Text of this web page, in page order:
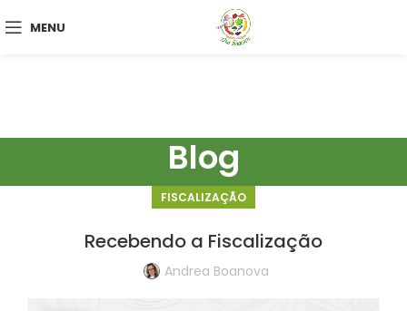
MENU
Blog
FISCALIZAÇÃO
Recebendo a Fiscalização
Andrea Boanova